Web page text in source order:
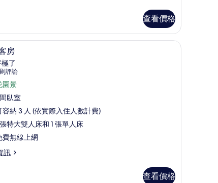
查看價格
費搖籃/嬰兒床 高級寢具、客房內保險箱、遮光布/窗簾、免
房
，滿分 10 分
了
評論
)
園景
臥室
容納 3 人 (依實際入住人數計費)
特大雙人床和 1 張單人床
費無線上網
訊
查看價格